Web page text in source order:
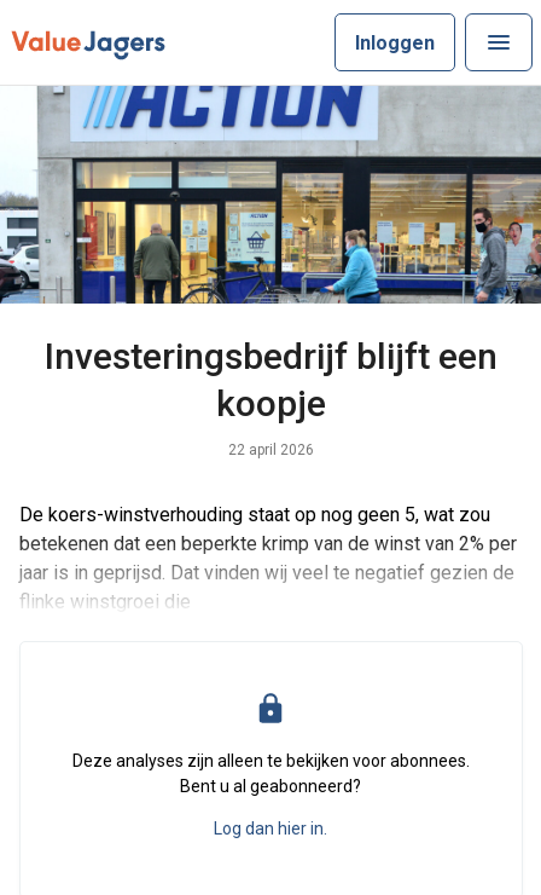
Inloggen
Investeringsbedrijf blijft een
koopje
22 april 2026
De koers-winstverhouding staat op nog geen 5, wat zou
betekenen dat een beperkte krimp van de winst van 2% per
jaar is in geprijsd. Dat vinden wij veel te negatief gezien de
flinke winstgroei die
Deze analyses zijn alleen te bekijken voor abonnees.
Bent u al geabonneerd?
Log dan hier in.